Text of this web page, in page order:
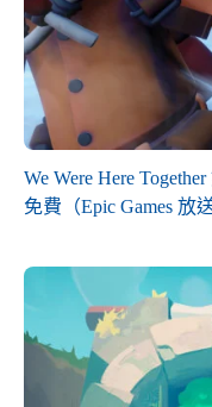
We Were Here
免費（Epic Games 放